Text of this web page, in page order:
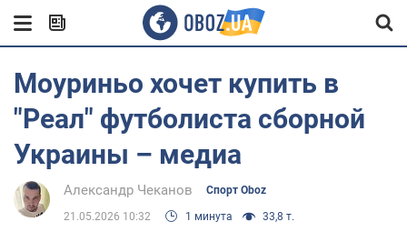
Моуриньо хочет купить в
"Реал" футболиста сборной
Украины – медиа
Александр Чеканов Спорт Oboz
21.05.2026 10:32 1 минута 33,8 т.